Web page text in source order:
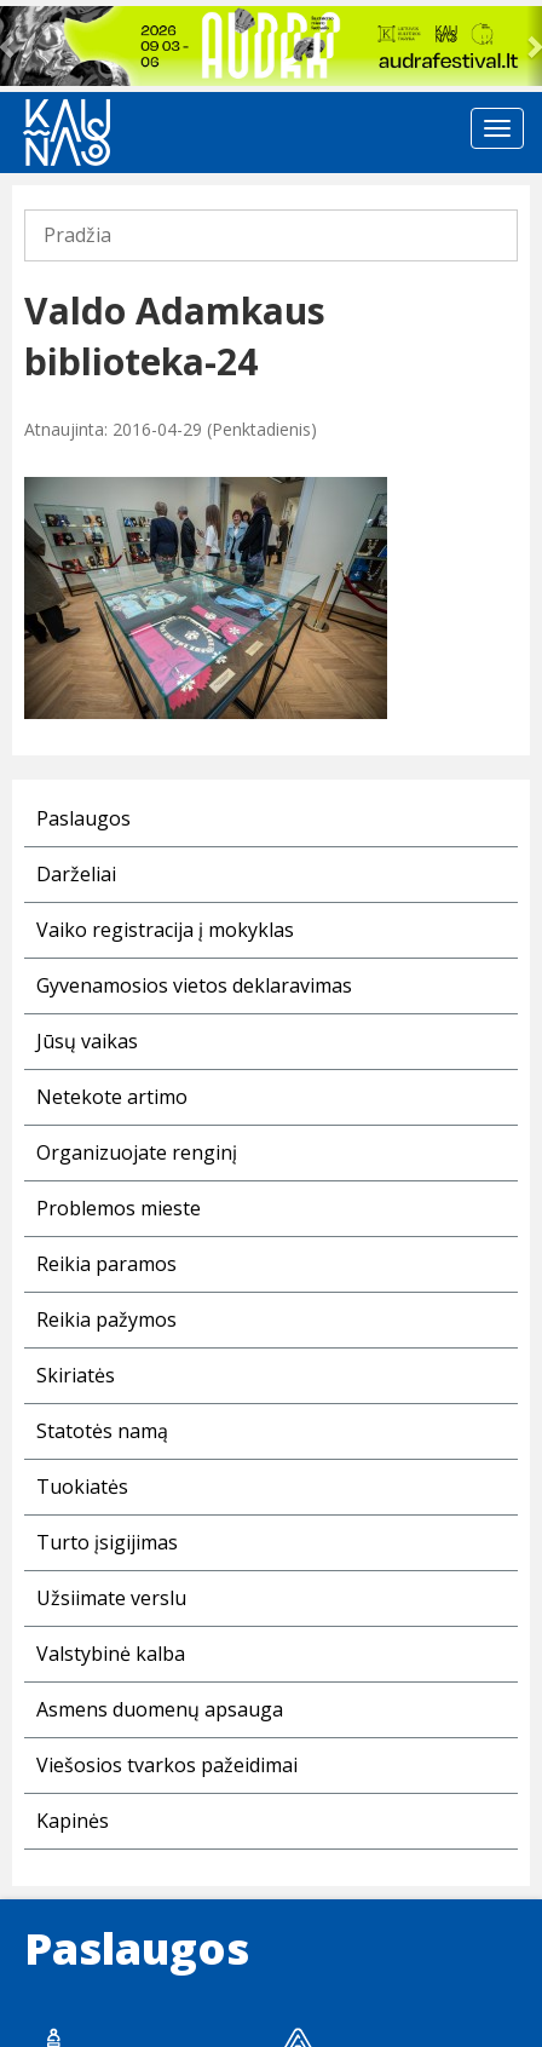
Previous
Pradžia
Valdo Adamkaus
biblioteka-24
Atnaujinta: 2016-04-29 (Penktadienis)
Paslaugos
Darželiai
Vaiko registracija į mokyklas
Gyvenamosios vietos deklaravimas
Jūsų vaikas
Netekote artimo
Organizuojate renginį
Problemos mieste
Reikia paramos
Reikia pažymos
Skiriatės
Statotės namą
Tuokiatės
Turto įsigijimas
Užsiimate verslu
Valstybinė kalba
Asmens duomenų apsauga
Viešosios tvarkos pažeidimai
Kapinės
Paslaugos